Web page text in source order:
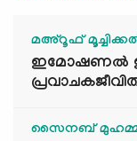
മഅ്റൂഫ്
ഇമോഷണൽ
സൈനബ്